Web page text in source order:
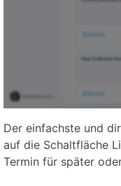
Der einfachste und
auf die Schaltfläche
Termin für später